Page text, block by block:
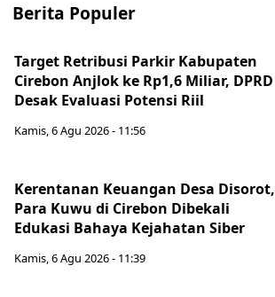
Berita Populer
Target Retribusi Parkir Kabupaten
Cirebon Anjlok ke Rp1,6 Miliar, DPRD
Desak Evaluasi Potensi Riil
Kamis, 6 Agu 2026 - 11:56
Kerentanan Keuangan Desa Disorot,
Para Kuwu di Cirebon Dibekali
Edukasi Bahaya Kejahatan Siber
Kamis, 6 Agu 2026 - 11:39